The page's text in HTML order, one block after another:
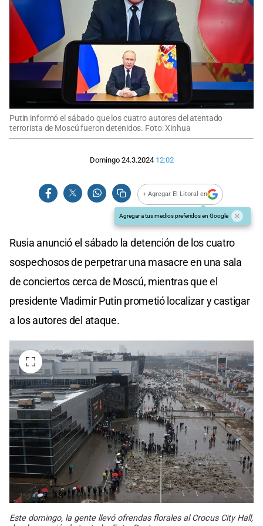
Putin informó el sábado que los cuatro autores del atentado
terrorista de Moscú fueron detenidos. Foto: Xinhua
Domingo 24.3.2024 12:02
+ Agregar El Litoral en
Agregar a tus medios preferidos en Google
Rusia anunció el sábado la detención de los cuatro
sospechosos de perpetrar una masacre en una sala
de conciertos cerca de Moscú, mientras que el
presidente Vladimir Putin prometió localizar y castigar
a los autores del ataque.
Este domingo, la gente llevó ofrendas florales al Crocus City Hall,